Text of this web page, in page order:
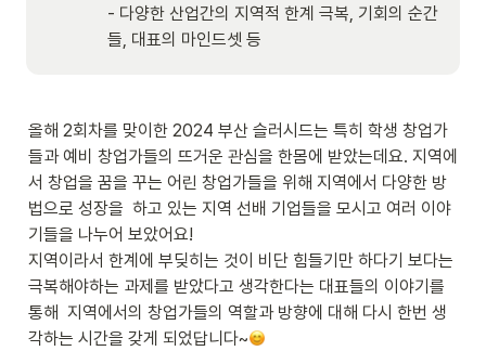
- 다양한 산업간의 지역적 한계 극복, 기회의 순간
들, 대표의 마인드셋 등
올해 2회차를 맞이한 2024 부산 슬러시드는 특히 학생 창업가
들과 예비 창업가들의 뜨거운 관심을 한몸에 받았는데요. 지역에
서 창업을 꿈을 꾸는 어린 창업가들을 위해 지역에서 다양한 방
법으로 성장을  하고 있는 지역 선배 기업들을 모시고 여러 이야
기들을 나누어 보았어요!
지역이라서 한계에 부딪히는 것이 비단 힘들기만 하다기 보다는
극복해야하는 과제를 받았다고 생각한다는 대표들의 이야기를
통해  지역에서의 창업가들의 역할과 방향에 대해 다시 한번 생
각하는 시간을 갖게 되었답니다~